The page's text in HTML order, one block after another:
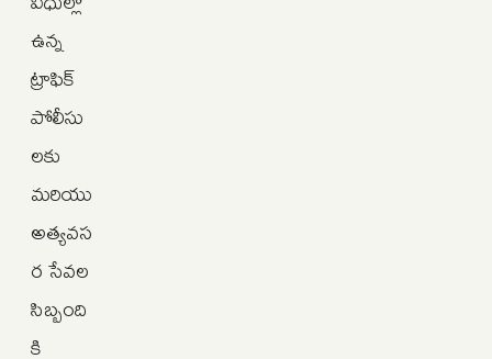
ఉన్న
ట్రాఫిక్
పోలీసు
లకు
మరియు
అత్యవస
ర సేవల
సిబ్బంది
కి